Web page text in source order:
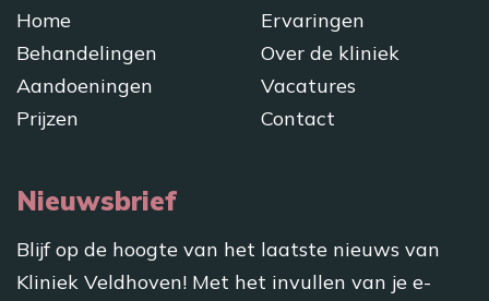
Home
Behandelingen
Aandoeningen
Prijzen
Ervaringen
Over de kliniek
Vacatures
Contact
Nieuwsbrief
Blijf op de hoogte van het laatste nieuws van
Kliniek Veldhoven! Met het invullen van je e-